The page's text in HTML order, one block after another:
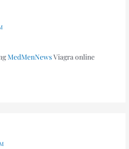
MedMenNewsViagra online